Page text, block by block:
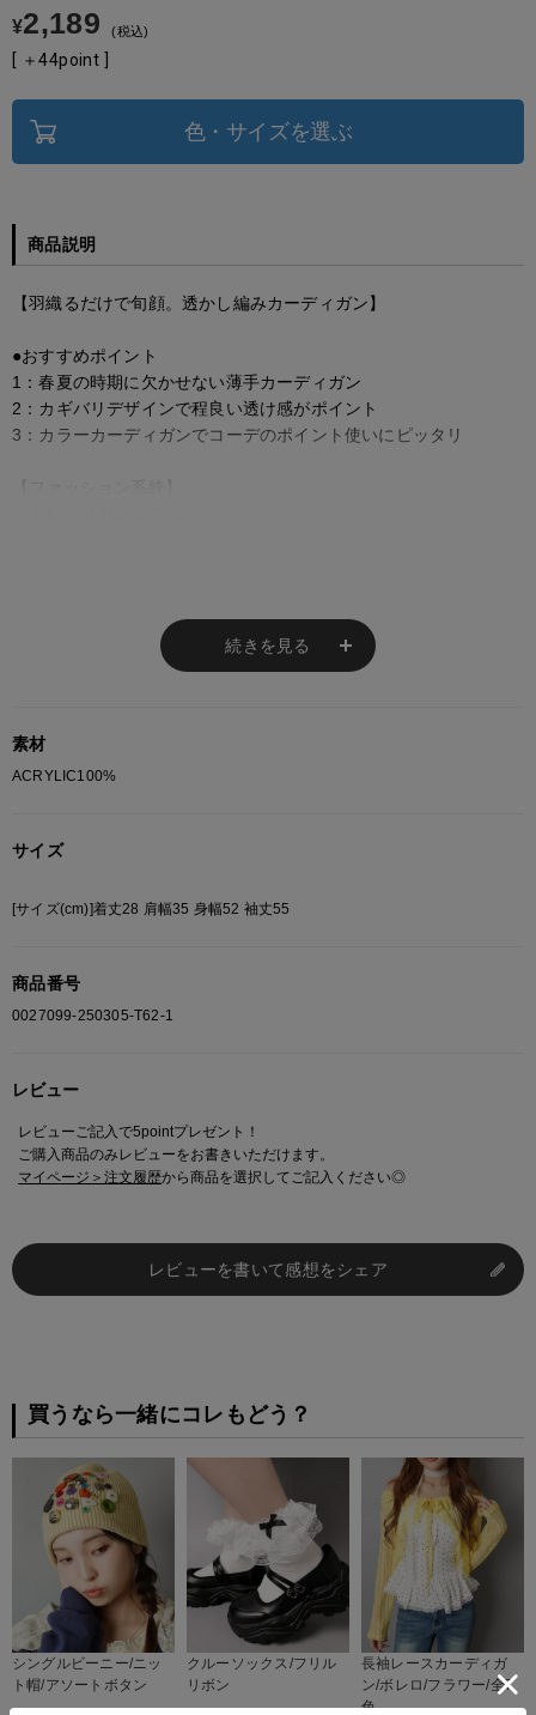
¥2,189 税込
[ ＋44point ]
色・サイズを選ぶ
商品説明
【羽織るだけで旬顔。透かし編みカーディガン】
●おすすめポイント
1：春夏の時期に欠かせない薄手カーディガン
2：カギバリデザインで程良い透け感がポイント
3：カラーカーディガンでコーデのポイント使いにピッタリ
モニターの設定状況によって、実際の商品と 若干色が異なる場合がございま
あらかじめご了承ください。
ご迷惑をお掛け致しますが 何卒ご了承下さいますようお願い致します。
続きを見る
素材
ACRYLIC100%
サイズ
[サイズ(cm)]着丈28 肩幅35 身幅52 袖丈55
商品番号
0027099-250305-T62-1
レビュー
レビューご記入で5pointプレゼント！
ご購入商品のみレビューをお書きいただけます。
マイページ＞注文履歴から商品を選択してご記入ください◎
レビューを書いて感想をシェア
買うなら一緒にコレもどう？
シングルビーニー/ニッ
ト帽/アソートボタン
クルーソックス/フリル
リボン
長袖レースカーディガ
ン/ボレロ/フラワー/全7
色